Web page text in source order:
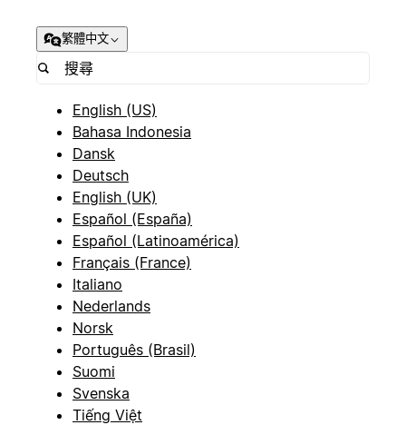
繁體中文
English (US)
Bahasa Indonesia
Dansk
Deutsch
English (UK)
Español (España)
Español (Latinoamérica)
Français (France)
Italiano
Nederlands
Norsk
Português (Brasil)
Suomi
Svenska
Tiếng Việt